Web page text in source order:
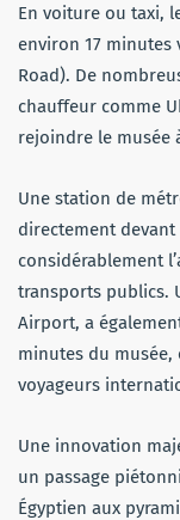
En voiture ou taxi,
environ 17 minutes
Road). De
chauffeur comme
rejoindre le musée
Une station de
directement
considérablement
transports publics.
Airport, a
minutes du
voyageurs
Une innovation
un passage
Égyptien aux